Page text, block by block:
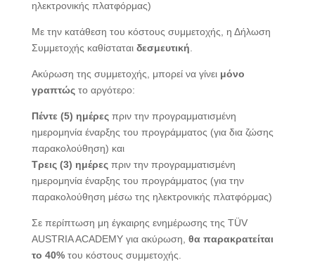
ηλεκτρονικής πλατφόρμας)
Με την κατάθεση του κόστους συμμετοχής, η Δήλωση
Συμμετοχής καθίσταται δεσμευτική
Ακύρωση της συμμετοχής, μπορεί να γίνει μόνο
γραπτώς το αργότερο:
Πέντε (5) ημέρες πριν την προγραμματισμένη
ημερομηνία έναρξης του προγράμματος (για δια ζώσης
παρακολούθηση) και
Τρεις (3) ημέρες πριν την προγραμματισμένη
ημερομηνία έναρξης του προγράμματος (για την
παρακολούθηση μέσω της ηλεκτρονικής πλατφόρμας)
Σε περίπτωση μη έγκαιρης ενημέρωσης της TÜV
AUSTRIA ACADEMY για ακύρωση, θα παρακρατείται
το 40%του κόστους συμμετοχής.